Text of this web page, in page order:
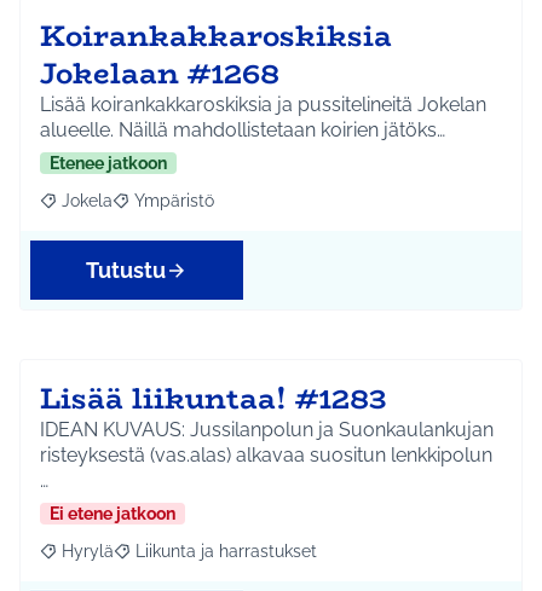
Koirankakkaroskiksia
Jokelaan #1268
Lisää koirankakkaroskiksia ja pussitelineitä Jokelan
alueelle. Näillä mahdollistetaan koirien jätöks…
Etenee jatkoon
Rajaa tulokset aihepiirin mukaan: Jokela
Jokela Rajaa tulokset teeman mukaan: Ympäristö
Ympäristö
Tutustu
Lisää liikuntaa! #1283
IDEAN KUVAUS: Jussilanpolun ja Suonkaulankujan
risteyksestä (vas.alas) alkavaa suositun lenkkipolun
…
Ei etene jatkoon
Rajaa tulokset aihepiirin mukaan: Hyrylä
Hyrylä Rajaa tulokset teeman mukaan: Liikunta ja
Liikunta ja harrastukset